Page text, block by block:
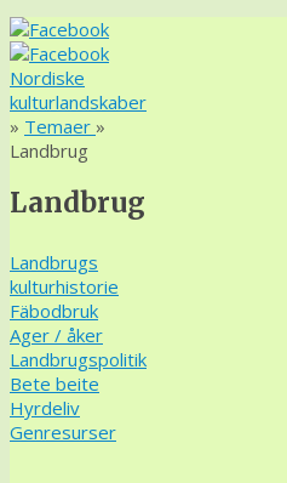
Nordiske
kulturlandskaber
» Temaer »
Landbrug
Landbrug
Landbrugs
kulturhistorie
Fäbodbruk
Ager / åker
Landbrugspolitik
Bete beite
Hyrdeliv
Genresurser